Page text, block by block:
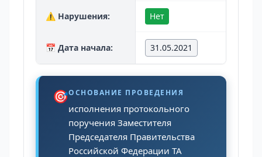
⚠️ Нарушения: Нет
📅 Дата начала: 31.05.2021
🎯ОСНОВАНИЕ ПРОВЕДЕНИЯ
исполнения протокольного
поручения Заместителя
Председателя Правительства
Российской Федерации ТА